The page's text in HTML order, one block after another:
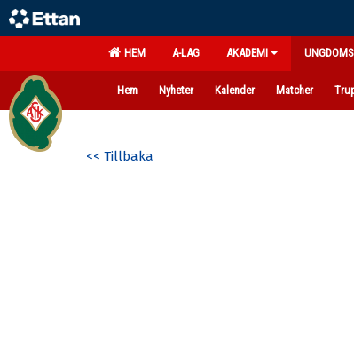
HEM A-LAG AKADEMI
Hem Nyheter Kalender Matcher
<< Tillbaka